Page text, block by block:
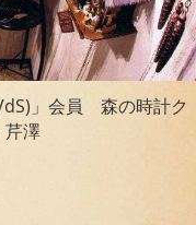
」会員 森の時計ク
芹澤